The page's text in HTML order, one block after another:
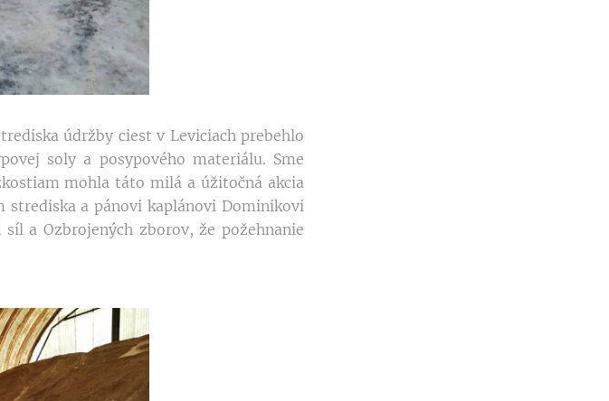
údržby ciest v Leviciach prebehlo
soly a posypového materiálu. Sme
mohla táto milá a úžitočná akcia
strediska a pánovi kaplánovi Dominikovi
a Ozbrojených zborov, že požehnanie